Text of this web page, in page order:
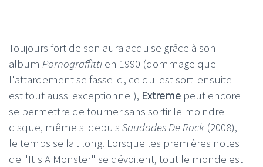
Toujours fort de son aura acquise grâce à son
album Pornograffittien 1990 (dommage que
l'attardement se fasse ici, ce qui est sorti ensuite
est tout aussi exceptionnel), Extreme peut encore
se permettre de tourner sans sortir le moindre
disque, même si depuis Saudades De Rock (2008),
le temps se fait long. Lorsque les premières notes
de "It's A Monster" se dévoilent, tout le monde est